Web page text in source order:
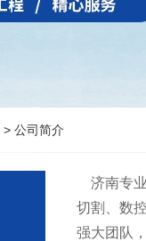
> 公司简介
济南专业
切割、数
强大团队